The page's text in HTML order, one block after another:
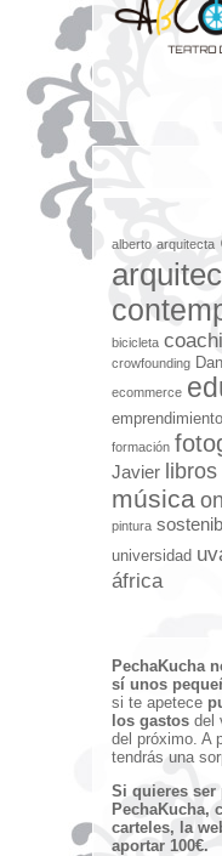
alberto arquitecta
bicicleta
crowfounding
ecommerce
emprendimiento
formación
Javier libros
música
pintura
universidad
áfrica
PechaKucha
sí unos
si te apetece
los gastos del
del próximo. A
tendrás una
Si quieres
PechaKucha,
carteles, la
aportar 100€.